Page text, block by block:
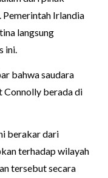
Pemerintah Irlandia
langsung
ini.
bahwa saudara
Connolly berada di
berakar dari
terhadap wilayah
tersebut secara